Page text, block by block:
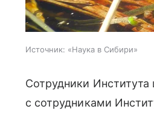
Источник: «Наука в Сибири»
Сотрудники Института
с сотрудниками